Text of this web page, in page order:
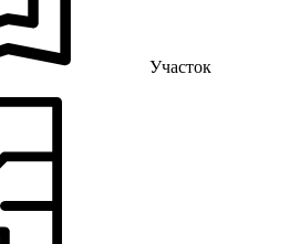
Участок